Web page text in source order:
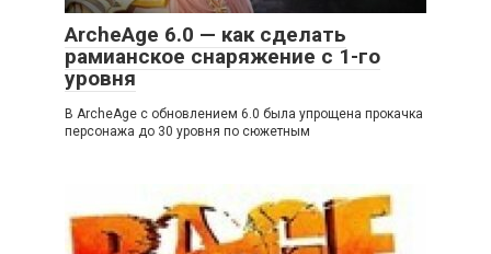
ArcheAge 6.0 — как сделать
рамианское снаряжение с 1-го
уровня
В ArcheAge с обновлением 6.0 была упрощена прокачка
персонажа до 30 уровня по сюжетным